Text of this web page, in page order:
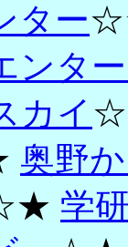
ター
ンタ
カイ
奥野
学